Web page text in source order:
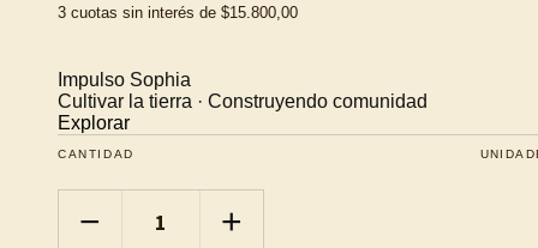
3 cuotas sin interés de $15.800,00
Impulso Sophia
Cultivar la tierra · Construyendo comunidad
Explorar
CANTIDAD
− +